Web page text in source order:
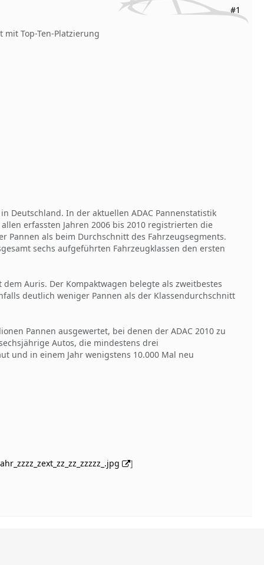
#1
mit Top-Ten-Platzierung
Deutschland. In der aktuellen ADAC Pannenstatistik
erfassten Jahren 2006 bis 2010 registrierten die
Pannen als beim Durchschnitt des Fahrzeugsegments.
sechs aufgeführten Fahrzeugklassen den ersten
Auris. Der Kompaktwagen belegte als zweitbestes
deutlich weniger Pannen als der Klassendurchschnitt
Pannen ausgewertet, bei denen der ADAC 2010 zu
Autos, die mindestens drei
und in einem Jahr wenigstens 10.000 Mal neu
]